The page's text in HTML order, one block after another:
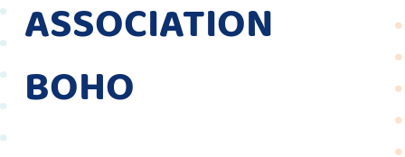
ASSOCIATION
BOHO